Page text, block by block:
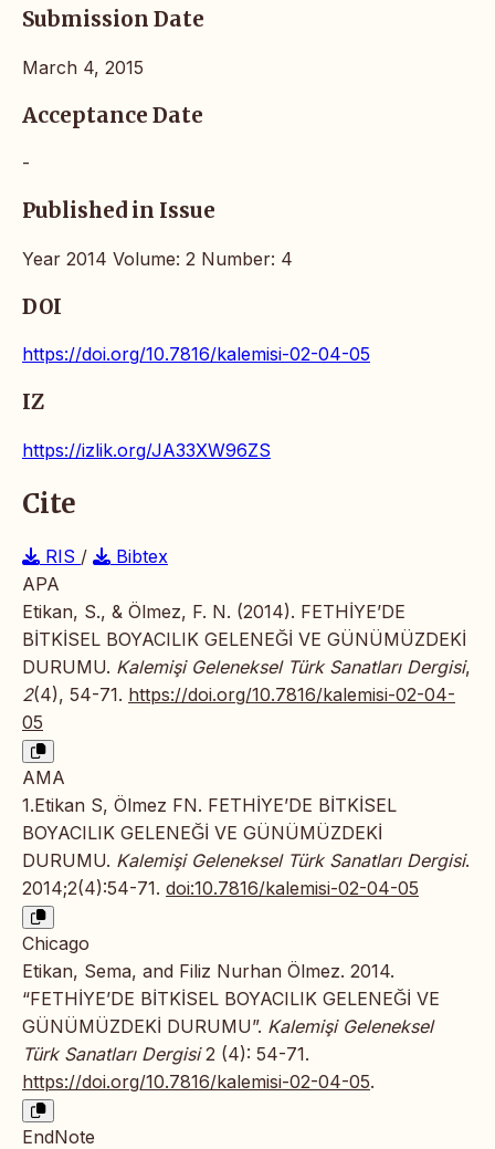
Submission Date
March 4, 2015
Acceptance Date
-
Published in Issue
Year 2014 Volume: 2 Number: 4
DOI
https://doi.org/10.7816/kalemisi-02-04-05
IZ
https://izlik.org/JA33XW96ZS
Cite
RIS /
Bibtex
APA
Etikan, S., & Ölmez, F. N. (2014). FETHİYE’DE
BİTKİSEL BOYACILIK GELENEĞİ VE GÜNÜMÜZDEKİ
DURUMU. Kalemişi Geleneksel Türk Sanatları Dergisi,
2(4), 54-71. https://doi.org/10.7816/kalemisi-02-04-
05
AMA
1.Etikan S, Ölmez FN. FETHİYE’DE BİTKİSEL
BOYACILIK GELENEĞİ VE GÜNÜMÜZDEKİ
DURUMU. Kalemişi Geleneksel Türk Sanatları Dergisi.
2014;2(4):54-71. doi:10.7816/kalemisi-02-04-05
Chicago
Etikan, Sema, and Filiz Nurhan Ölmez. 2014.
“FETHİYE’DE BİTKİSEL BOYACILIK GELENEĞİ VE
GÜNÜMÜZDEKİ DURUMU”. Kalemişi Geleneksel
Türk Sanatları Dergisi2 (4): 54-71.
https://doi.org/10.7816/kalemisi-02-04-05.
EndNote